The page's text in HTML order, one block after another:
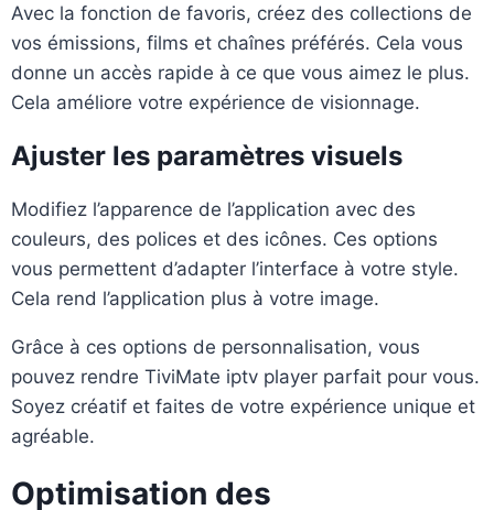
Avec la fonction de favoris, créez des collections de
vos émissions, films et chaînes préférés. Cela vous
donne un accès rapide à ce que vous aimez le plus.
Cela améliore votre expérience de visionnage.
Ajuster les paramètres visuels
Modifiez l’apparence de l’application avec des
couleurs, des polices et des icônes. Ces options
vous permettent d’adapter l’interface à votre style.
Cela rend l’application plus à votre image.
Grâce à ces options de personnalisation, vous
pouvez rendre TiviMate iptv player parfait pour vous.
Soyez créatif et faites de votre expérience unique et
agréable.
Optimisation des